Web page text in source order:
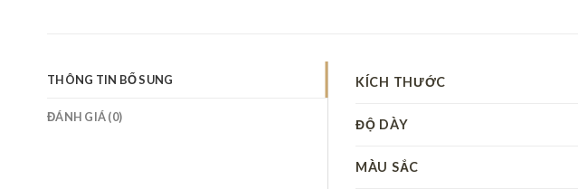
THÔNG TIN BỔ SUNG
ĐÁNH GIÁ (0)
KÍCH THƯỚC
ĐỘ DÀY
MÀU SẮC